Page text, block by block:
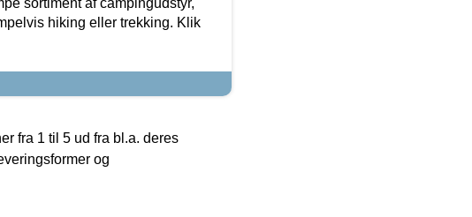
hiking eller trekking. Klik
fra 1 til 5 ud fra bl.a. deres
og